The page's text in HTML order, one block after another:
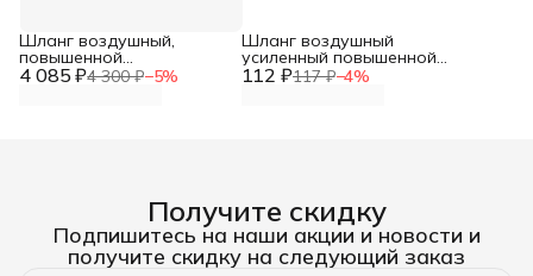
4 085 ₽4 300 ₽−5%
Шланг воздушный,
повышенной
эластичности для пневмо 112 ₽117 ₽−4%
Шланг воздушный
усиленный повышенной
эластичности 1 метр,
Получите скидку
Подпишитесь на наши акции и новости и
получите скидку на следующий заказ